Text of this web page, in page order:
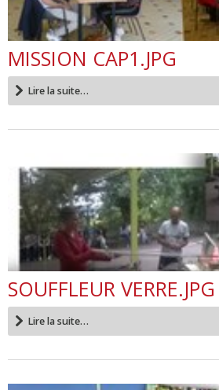
MISSION CAP1.JPG
Lire la suite…
SOUFFLEUR VERRE.JPG
Lire la suite…